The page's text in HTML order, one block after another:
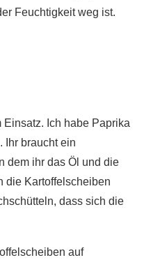
Feuchtigkeit weg ist.
Ich habe Paprika
Ihr braucht ein
dem ihr das Öl und die
die Kartoffelscheiben
dass sich die
auf